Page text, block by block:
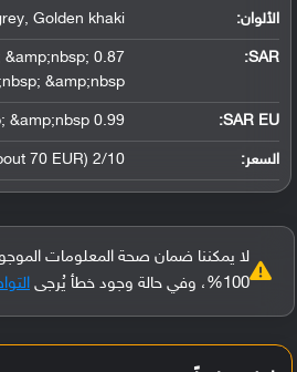
الألوان: Golden khaki
SAR
:
&amp;nbsp;
&amp;nbsp;
SAR EU:
0.99 W/kg (head) &amp;nbsp; &amp;nbsp;
السعر: 2/10 (About 70 EUR)
لا يمكننا ضمان صحة المعلومات
100%، وفي حالة وجود خطأ يُرجى